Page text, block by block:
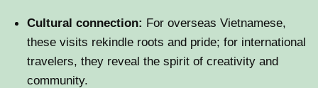
Cultural connection: For overseas Vietnamese,
these visits rekindle roots and pride; for international
travelers, they reveal the spirit of creativity and
community.